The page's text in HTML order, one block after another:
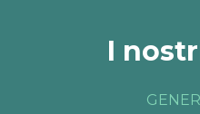
I